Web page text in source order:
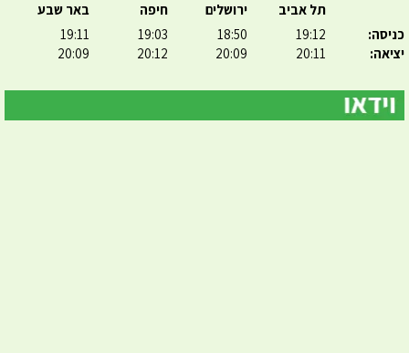
כניסה:
יציאה:
תל אביב
19:12
20:11
ירושלים
18:50
20:09
חיפה
19:03
20:12
באר שבע
19:11
20:09